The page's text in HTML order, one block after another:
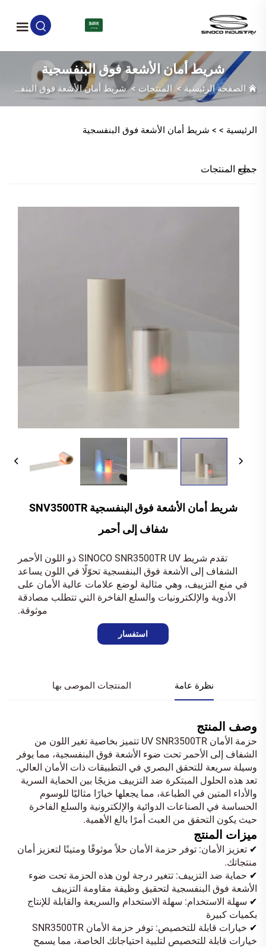
شريط أمان الأشعة فوق البنفسجية
الصفحة الرئيسية> المنتجات >شريط أمان الأشعة فوق البنفسجية
الرئيسية > > شريط أمان الأشعة فوق البنفسجية
جميع المنتجات
شريط أمان الأشعة فوق البنفسجية SNV3500TR
شفاف إلى أحمر
تقدم شريط SINOCO SNR3500TR UV ذو اللون الأحمر
الشفاف إلى الأشعة فوق البنفسجية تحوّلًا في اللون يساعد
في منع التزييف، وهي مثالية لوضع علامات عالية الأمان على
الأدوية والإلكترونيات والسلع الفاخرة التي تتطلب مصادقة
موثوقة.
استفسار
نظرة عامة المنتجات الموصى بها
وصف المنتج
حزمة الأمان UV SNR3500TR تتميز بخاصية تغير اللون من
الشفاف إلى الأحمر تحت ضوء الأشعة فوق البنفسجية، مما يوفر
وسيلة سريعة للتحقق البصري في التطبيقات ذات الأمان العالي.
تعد هذه الحلول المبتكرة ضد التزييف مزيجًا بين الحماية السرية
والأداء المتين في الطباعة، مما يجعلها خيارًا مثاليًا للوسوم
الحساسة في الصناعات الدوائية والإلكترونية والسلع الفاخرة
حيث يكون التحقق من العبث أمرًا بالغ الأهمية.
ميزات المنتج
✔ تعزيز الأمان: توفر حزمة الأمان حلاً موثوقًا ومتينًا لتعزيز أمان
منتجاتك.
✔ حماية ضد التزييف: تتغير درجة لون هذه الحزمة تحت ضوء
الأشعة فوق البنفسجية لتحقيق وظيفة مقاومة التزييف
✔ سهلة الاستخدام: سهلة الاستخدام والسريعة والقابلة للإنتاج
بكميات كبيرة
✔
خيارات قابلة للتخصيص: توفر حزمة الأمان SNR3500TR
خيارات قابلة للتخصيص لتلبية احتياجاتك الخاصة، مما يسمح